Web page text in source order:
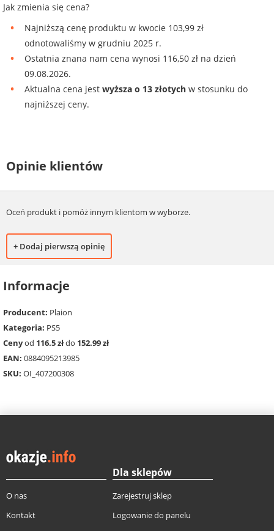
Jak zmienia się cena?
Najniższą cenę produktu w kwocie 103,99 zł
odnotowaliśmy w grudniu 2025 r.
Ostatnia znana nam cena wynosi 116,50 zł na dzień
09.08.2026.
Aktualna cena jest wyższa o 13 złotych w stosunku do
najniższej ceny.
Opinie klientów
Oceń produkt i pomóż innym klientom w wyborze.
+ Dodaj pierwszą opinię
Informacje
Producent: Plaion
Kategoria: PS5
Cenyod 116.5 złdo 152.99 zł
EAN: 0884095213985
SKU: OI_407200308
O nas
Kontakt
Dla sklepów
Zarejestruj sklep
Logowanie do panelu